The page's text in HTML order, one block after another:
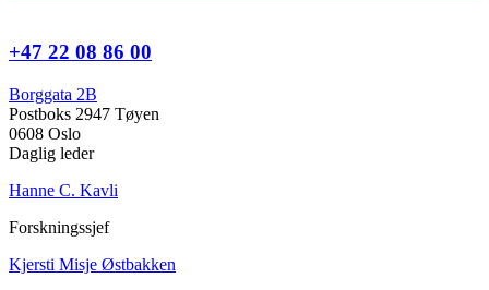
+47 22 08 86 00
Borggata 2B
Postboks 2947 Tøyen
0608 Oslo
Daglig leder
Hanne C. Kavli
Forskningssjef
Kjersti Misje Østbakken